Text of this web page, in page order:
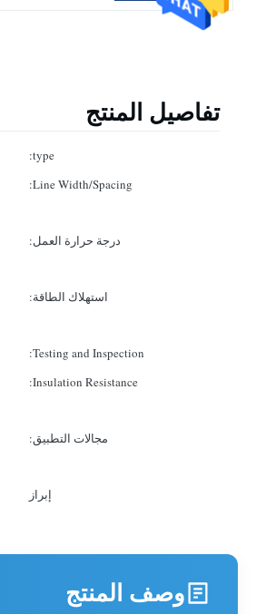
تفاصيل المنتج
type:
Line Width/Spacing:
درجة حرارة العمل:
استهلاك الطاقة:
Testing and Inspection:
Insulation Resistance:
مجالات التطبيق:
إبراز
وصف المنتج